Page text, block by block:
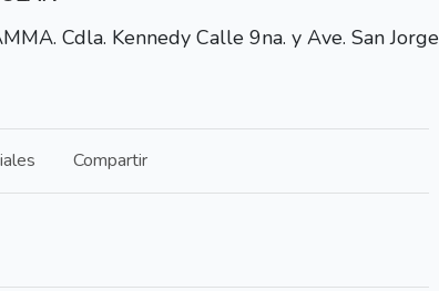
Cdla. Kennedy Calle 9na. y Ave. San Jorge
Compartir